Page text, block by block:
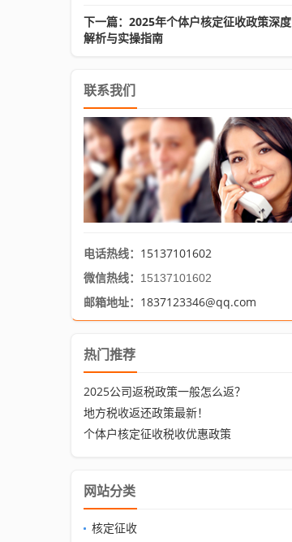
下一篇：2025年个体户核定征收政策深度
解析与实操指南
联系我们
电话热线： 15137101602
微信热线： 15137101602
邮箱地址： 1837123346@qq.com
热门推荐
2025公司返税政策一般怎么返？
地方税收返还政策最新！
个体户核定征收税收优惠政策
网站分类
核定征收